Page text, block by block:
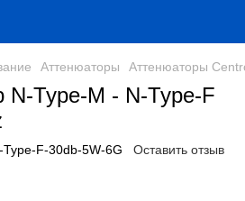
Аттенюаторы Аттенюаторы
N-Type-M - N-Type-F
Type-F-30db-5W-6G Оставить отзыв